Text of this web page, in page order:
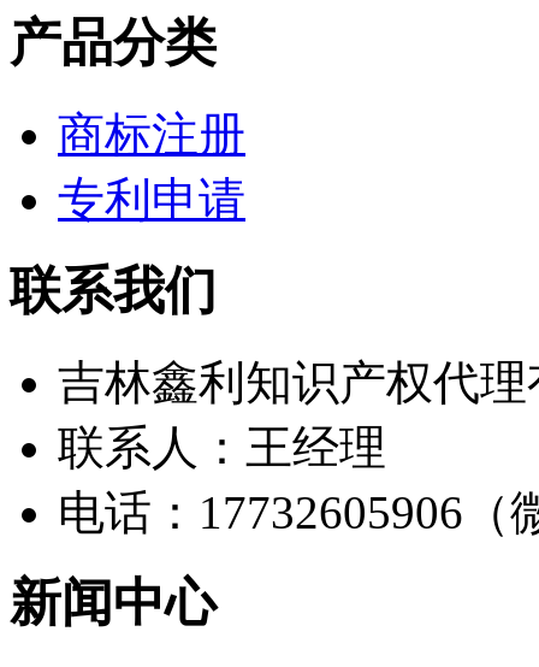
产品分类
商标注册
专利申请
联系我们
吉林鑫利知识产权代
联系人：王经理
电话：17732605906（
新闻中心